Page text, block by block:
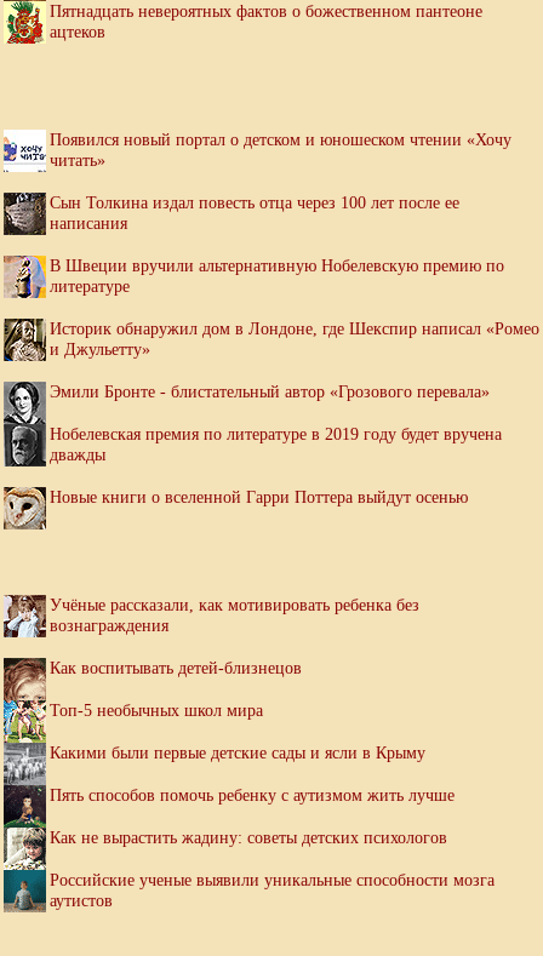
Пятнадцать невероятных фактов о божественном пантеоне
ацтеков
Появился новый портал о детском и юношеском чтении «Хочу
читать»
Сын Толкина издал повесть отца через 100 лет после ее
написания
В Швеции вручили альтернативную Нобелевскую премию по
литературе
Историк обнаружил дом в Лондоне, где Шекспир написал «Ромео
и Джульетту»
Эмили Бронте - блистательный автор «Грозового перевала»
Нобелевская премия по литературе в 2019 году будет вручена
дважды
Новые книги о вселенной Гарри Поттера выйдут осенью
Учёные рассказали, как мотивировать ребенка без
вознаграждения
Как воспитывать детей-близнецов
Топ-5 необычных школ мира
Какими были первые детские сады и ясли в Крыму
Пять способов помочь ребенку с аутизмом жить лучше
Как не вырастить жадину: советы детских психологов
Российские ученые выявили уникальные способности мозга
аутистов